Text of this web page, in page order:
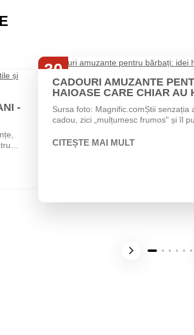
-
30
Iul
CADOURI AMUZANTE
HAIOASE CARE CHIAR AU
Sursa foto: Magnific.comȘtii senzația
cadou, zici „mulțumesc frumos" și îl
CITEȘTE MAI MULT